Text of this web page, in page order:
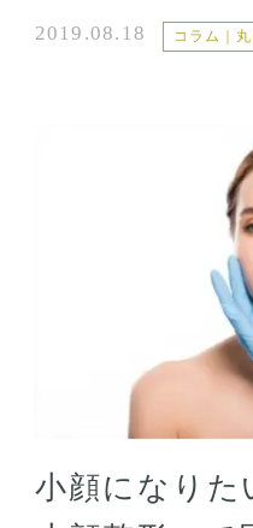
2019.08.18 コラム｜
小顔になりた